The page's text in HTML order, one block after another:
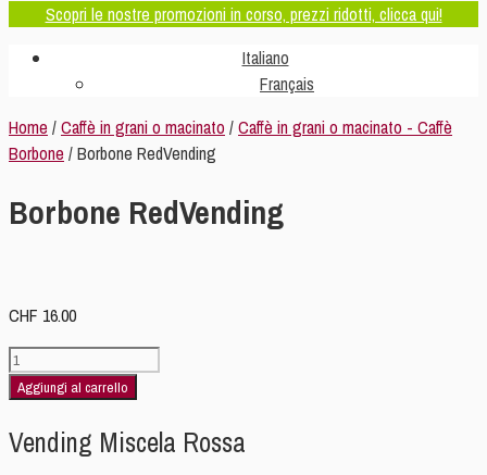
Scopri le nostre promozioni in corso, prezzi ridotti, clicca qui!
Italiano
Français
Home /Caffè in grani o macinato /Caffè in grani o macinato - Caffè
Borbone / Borbone RedVending
Borbone RedVending
CHF 16.00
Borbone
RedVending
Aggiungi al carrello
Vending Miscela Rossa